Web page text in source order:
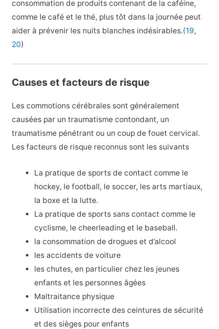
consommation de produits contenant de la caféine,
comme le café et le thé, plus tôt dans la journée peut
aider à prévenir les nuits blanches indésirables.(19,
20)
Causes et facteurs de risque
Les commotions cérébrales sont généralement
causées par un traumatisme contondant, un
traumatisme pénétrant ou un coup de fouet cervical.
Les facteurs de risque reconnus sont les suivants
La pratique de sports de contact comme le
hockey, le football, le soccer, les arts martiaux,
la boxe et la lutte.
La pratique de sports sans contact comme le
cyclisme, le cheerleading et le baseball.
la consommation de drogues et d’alcool
les accidents de voiture
les chutes, en particulier chez les jeunes
enfants et les personnes âgées
Maltraitance physique
Utilisation incorrecte des ceintures de sécurité
et des sièges pour enfants